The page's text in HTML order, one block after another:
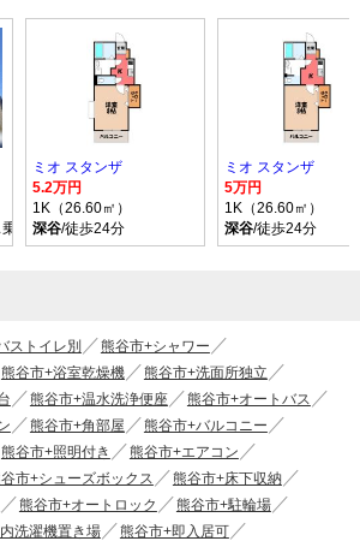
車時間23分 停歩7分
ミオ スタンザ
5.2万円
1K（26.60㎡）
深谷/徒歩24分
ミオ スタンザ
5万円
1K（26.60㎡）
深谷/徒歩24分
ストイレ別
熊谷市+シャワー
熊谷市+浴室乾燥機
熊谷市+洗面所独立
熊谷市+温水洗浄便座
熊谷市+オートバス
熊谷市+角部屋
熊谷市+バルコニー
熊谷市+照明付き
熊谷市+エアコン
市+シューズボックス
熊谷市+床下収納
熊谷市+オートロック
熊谷市+駐輪場
洗濯機置き場
熊谷市+即入居可